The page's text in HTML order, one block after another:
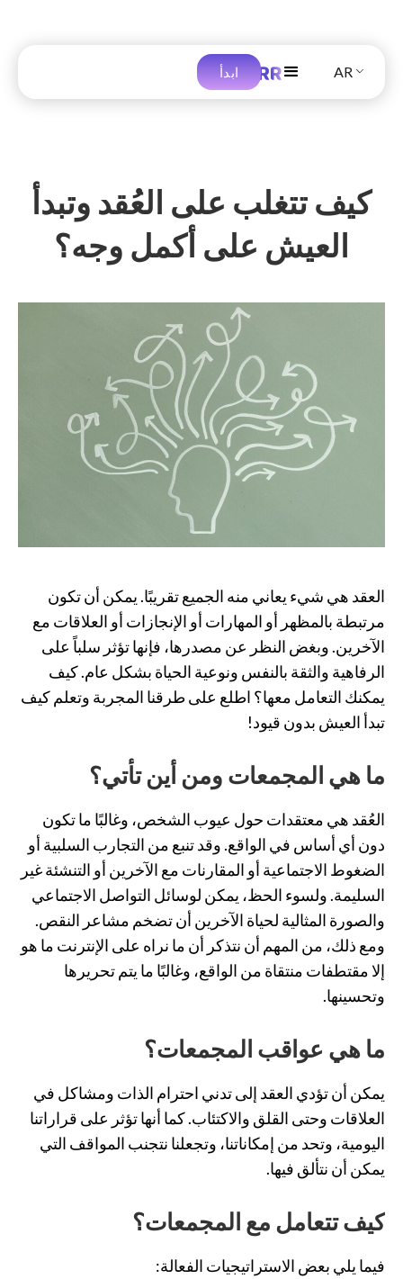
ابدأ AR
كيف تتغلب على العُقد وتبدأ
العيش على أكمل وجه؟
العقد هي شيء يعاني منه الجميع تقريبًا. يمكن أن تكون
مرتبطة بالمظهر أو المهارات أو الإنجازات أو العلاقات مع
الآخرين. وبغض النظر عن مصدرها، فإنها تؤثر سلباً على
الرفاهية والثقة بالنفس ونوعية الحياة بشكل عام. كيف
يمكنك التعامل معها؟ اطلع على طرقنا المجربة وتعلم كيف
تبدأ العيش بدون قيود!
ما هي المجمعات ومن أين تأتي؟
العُقد هي معتقدات حول عيوب الشخص، وغالبًا ما تكون
دون أي أساس في الواقع. وقد تنبع من التجارب السلبية أو
الضغوط الاجتماعية أو المقارنات مع الآخرين أو التنشئة غير
السليمة. ولسوء الحظ، يمكن لوسائل التواصل الاجتماعي
والصورة المثالية لحياة الآخرين أن تضخم مشاعر النقص.
ومع ذلك، من المهم أن نتذكر أن ما نراه على الإنترنت ما هو
إلا مقتطفات منتقاة من الواقع، وغالبًا ما يتم تحريرها
وتحسينها.
ما هي عواقب المجمعات؟
يمكن أن تؤدي العقد إلى تدني احترام الذات ومشاكل في
العلاقات وحتى القلق والاكتئاب. كما أنها تؤثر على قراراتنا
اليومية، وتحد من إمكاناتنا، وتجعلنا نتجنب المواقف التي
يمكن أن نتألق فيها.
كيف تتعامل مع المجمعات؟
فيما يلي بعض الاستراتيجيات الفعالة: